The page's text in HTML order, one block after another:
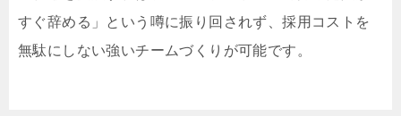
すぐ辞める」という噂に振り回されず、採用コストを
無駄にしない強いチームづくりが可能です。